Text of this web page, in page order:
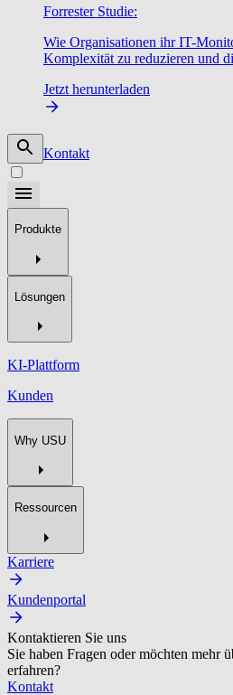
Forrester Studie:
Wie Organisationen ihr IT-
Komplexität zu reduzieren und
Jetzt herunterladen
Kontakt
Produkte
Lösungen
KI-Plattform
Kunden
Why USU
Ressourcen
Karriere
Kundenportal
Kontaktieren Sie uns
Sie haben Fragen oder möchten mehr
erfahren?
Kontakt